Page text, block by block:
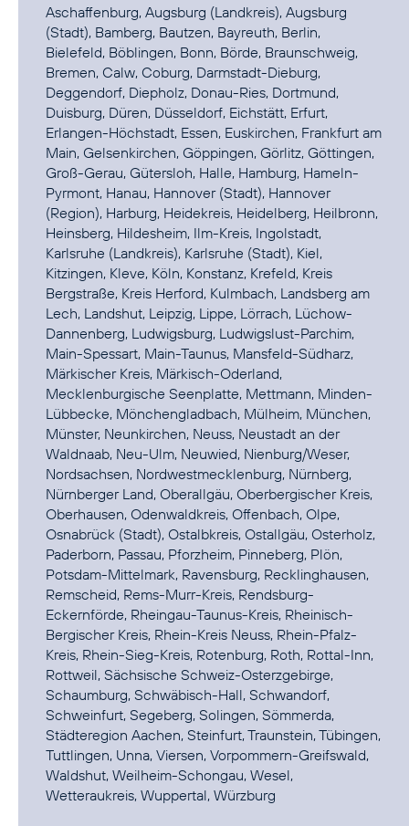
Aschaffenburg, Augsburg (Landkreis), Augsburg
(Stadt), Bamberg, Bautzen, Bayreuth, Berlin,
Bielefeld, Böblingen, Bonn, Börde, Braunschweig,
Bremen, Calw, Coburg, Darmstadt-Dieburg,
Deggendorf, Diepholz, Donau-Ries, Dortmund,
Duisburg, Düren, Düsseldorf, Eichstätt, Erfurt,
Erlangen-Höchstadt, Essen, Euskirchen, Frankfurt am
Main, Gelsenkirchen, Göppingen, Görlitz, Göttingen,
Groß-Gerau, Gütersloh, Halle, Hamburg, Hameln-
Pyrmont, Hanau, Hannover (Stadt), Hannover
(Region), Harburg, Heidekreis, Heidelberg, Heilbronn,
Heinsberg, Hildesheim, Ilm-Kreis, Ingolstadt,
Karlsruhe (Landkreis), Karlsruhe (Stadt), Kiel,
Kitzingen, Kleve, Köln, Konstanz, Krefeld, Kreis
Bergstraße, Kreis Herford, Kulmbach, Landsberg am
Lech, Landshut, Leipzig, Lippe, Lörrach, Lüchow-
Dannenberg, Ludwigsburg, Ludwigslust-Parchim,
Main-Spessart, Main-Taunus, Mansfeld-Südharz,
Märkischer Kreis, Märkisch-Oderland,
Mecklenburgische Seenplatte, Mettmann, Minden-
Lübbecke, Mönchengladbach, Mülheim, München,
Münster, Neunkirchen, Neuss, Neustadt an der
Waldnaab, Neu-Ulm, Neuwied, Nienburg/Weser,
Nordsachsen, Nordwestmecklenburg, Nürnberg,
Nürnberger Land, Oberallgäu, Oberbergischer Kreis,
Oberhausen, Odenwaldkreis, Offenbach, Olpe,
Osnabrück (Stadt), Ostalbkreis, Ostallgäu, Osterholz,
Paderborn, Passau, Pforzheim, Pinneberg, Plön,
Potsdam-Mittelmark, Ravensburg, Recklinghausen,
Remscheid, Rems-Murr-Kreis, Rendsburg-
Eckernförde, Rheingau-Taunus-Kreis, Rheinisch-
Bergischer Kreis, Rhein-Kreis Neuss, Rhein-Pfalz-
Kreis, Rhein-Sieg-Kreis, Rotenburg, Roth, Rottal-Inn,
Rottweil, Sächsische Schweiz-Osterzgebirge,
Schaumburg, Schwäbisch-Hall, Schwandorf,
Schweinfurt, Segeberg, Solingen, Sömmerda,
Städteregion Aachen, Steinfurt, Traunstein, Tübingen,
Tuttlingen, Unna, Viersen, Vorpommern-Greifswald,
Waldshut, Weilheim-Schongau, Wesel,
Wetteraukreis, Wuppertal, Würzburg